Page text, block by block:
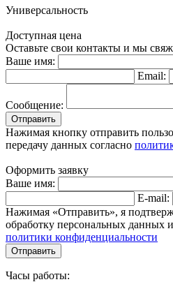
Универсальность
Доступная цена
Оставьте свои контакты и мы
Ваше имя:
Email:
Сообщение:
Отправить
Нажимая кнопку отправить
передачу данных согласно
Оформить заявку
Ваше имя:
E-mail:
Нажимая «Отправить», я
обработку персональных данных и
политики конфиденциальности
Отправить
Часы работы: